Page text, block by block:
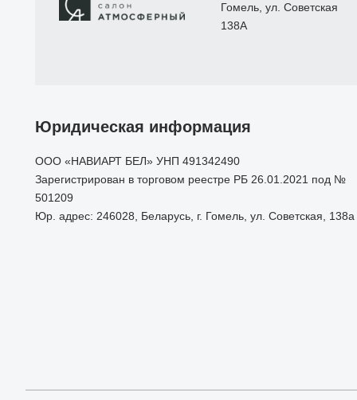
Гомель, ул. Советская
138А
Юридическая информация
ООО «НАВИАРТ БЕЛ» УНП 491342490
Зарегистрирован в торговом реестре РБ 26.01.2021 под №
501209
Юр. адрес: 246028, Беларусь, г. Гомель, ул. Советская, 138а